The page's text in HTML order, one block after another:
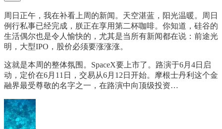
周日正午，我在补看上周的新闻。天空湛蓝，阳光温暖。周日
例行私事已经完成，朕正在享用第二杯咖啡。你知道，硅谷的
生活偶尔也是令人愉快的，尤其是当所有新闻都在说：前途光
明，大型IPO，股价必须要涨涨涨。
这就是本周的整体氛围。SpaceX要上市了。路演于6月4日启
动，定价在6月11日，交易从6月12日开始。摩根士丹利这个金
融界最受尊敬的名字之一，在路演中向顶级投资…